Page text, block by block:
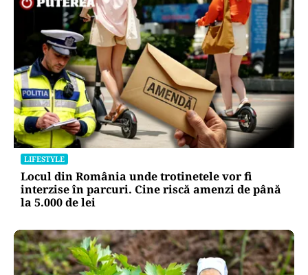
LIFESTYLE
Locul din România unde trotinetele vor fi
interzise în parcuri. Cine riscă amenzi de până
la 5.000 de lei